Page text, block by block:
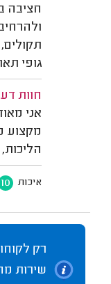
חציבה
גופי
חוות
אני
מקצוע
איכות 10
רק
שירות